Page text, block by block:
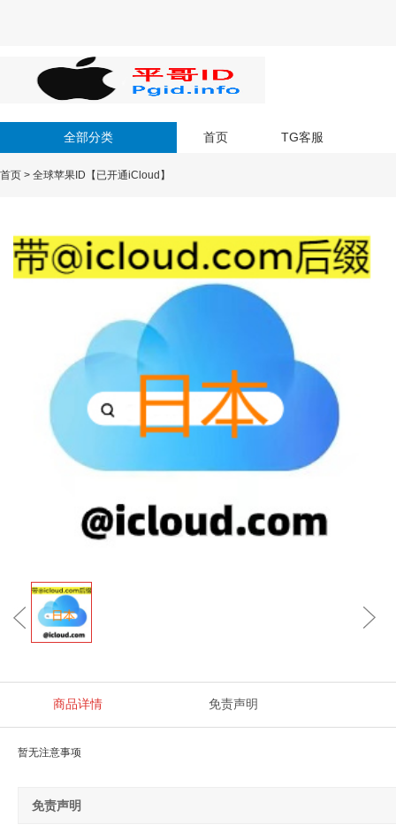
全部分类 首页 TG客服
首页 > 全球苹果ID【已开通iCloud】
商品详情 免责声明
暂无注意事项
免责声明